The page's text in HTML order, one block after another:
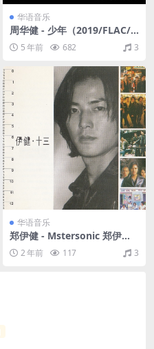
华语音乐
周华健 - 少年（2019/FLAC/
分轨/322M）
5 年前 682 3
华语音乐
郑伊健 - Mstersonic 郑伊健
13+（1998/FLAC/分轨/318
M）2 年前 117 3